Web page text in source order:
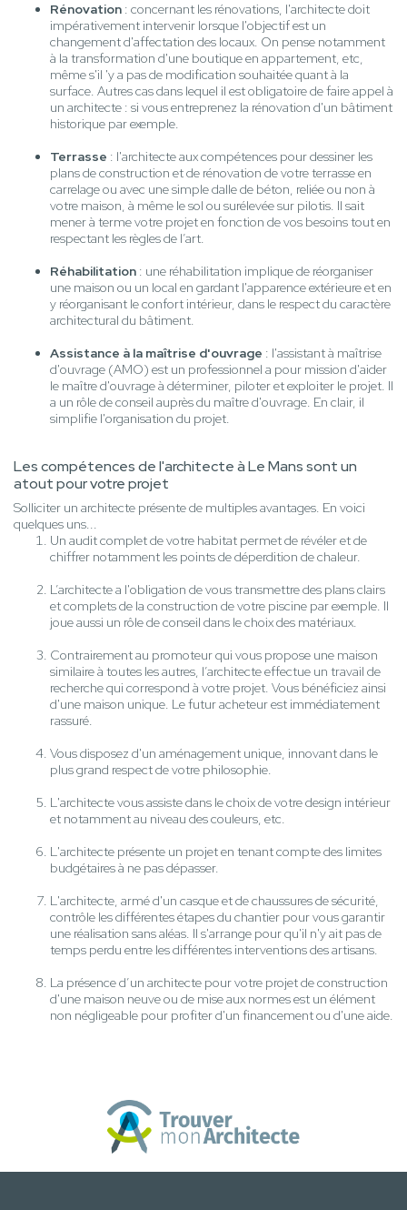
Rénovation : concernant les rénovations, l'architecte doit
impérativement intervenir lorsque l'objectif est un
changement d'affectation des locaux. On pense notamment
à la transformation d'une boutique en appartement, etc,
même s'il 'y a pas de modification souhaitée quant à la
surface. Autres cas dans lequel il est obligatoire de faire appel à
un architecte : si vous entreprenez la rénovation d'un bâtiment
historique par exemple.
Terrasse : l'architecte aux compétences pour dessiner les
plans de construction et de rénovation de votre terrasse en
carrelage ou avec une simple dalle de béton, reliée ou non à
votre maison, à même le sol ou surélevée sur pilotis. Il sait
mener à terme votre projet en fonction de vos besoins tout en
respectant les règles de l’art.
Réhabilitation : une réhabilitation implique de réorganiser
une maison ou un local en gardant l'apparence extérieure et en
y réorganisant le confort intérieur, dans le respect du caractère
architectural du bâtiment.
Assistance à la maîtrise d'ouvrage : l'assistant à maîtrise
d'ouvrage (AMO) est un professionnel a pour mission d'aider
le maître d'ouvrage à déterminer, piloter et exploiter le projet. Il
a un rôle de conseil auprès du maître d'ouvrage. En clair, il
simplifie l'organisation du projet.
Les compétences de l'architecte à Le Mans sont un
atout pour votre projet
Solliciter un architecte présente de multiples avantages. En voici
quelques uns...
Un audit complet de votre habitat permet de révéler et de
chiffrer notamment les points de déperdition de chaleur.
L’architecte a l'obligation de vous transmettre des plans clairs
et complets de la construction de votre piscine par exemple. Il
joue aussi un rôle de conseil dans le choix des matériaux.
Contrairement au promoteur qui vous propose une maison
similaire à toutes les autres, l’architecte effectue un travail de
recherche qui correspond à votre projet. Vous bénéficiez ainsi
d'une maison unique. Le futur acheteur est immédiatement
rassuré.
Vous disposez d'un aménagement unique, innovant dans le
plus grand respect de votre philosophie.
L'architecte vous assiste dans le choix de votre design intérieur
et notamment au niveau des couleurs, etc.
L'architecte présente un projet en tenant compte des limites
budgétaires à ne pas dépasser.
L'architecte, armé d'un casque et de chaussures de sécurité,
contrôle les différentes étapes du chantier pour vous garantir
une réalisation sans aléas. Il s'arrange pour qu'il n'y ait pas de
temps perdu entre les différentes interventions des artisans.
La présence d’un architecte pour votre projet de construction
d'une maison neuve ou de mise aux normes est un élément
non négligeable pour profiter d'un financement ou d'une aide.